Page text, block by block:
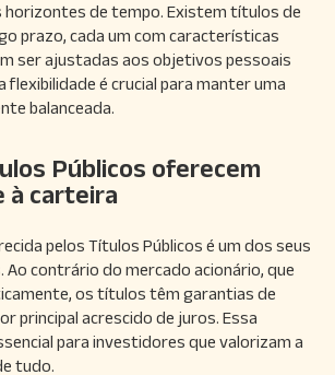
horizontes de tempo. Existem títulos de
prazo, cada um com características
ser ajustadas aos objetivos pessoais
flexibilidade é crucial para manter uma
balanceada.
Públicos oferecem
à carteira
pelos Títulos Públicos é um dos seus
contrário do mercado acionário, que
os títulos têm garantias de
principal acrescido de juros. Essa
para investidores que valorizam a
tudo.